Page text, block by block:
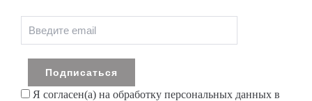
Я согласен(а) на обработку персональных данных в